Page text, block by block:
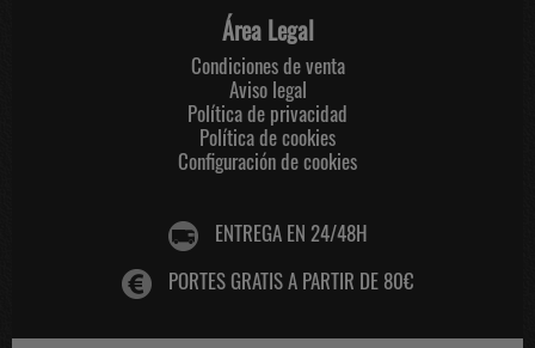
Área Legal
Condiciones de venta
Aviso legal
Política de privacidad
Política de cookies
Configuración de cookies
ENTREGA EN 24/48H
PORTES GRATIS A PARTIR DE 80€